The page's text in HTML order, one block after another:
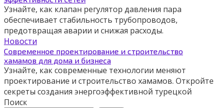
Узнайте, как клапан регулятор давления пара
обеспечивает стабильность трубопроводов,
предотвращая аварии и снижая расходы.
Новости
Современное проектирование и строительство
хамамов для дома и бизнеса
Узнайте, как современные технологии меняют
проектирование и строительство хамамов. Откройте
секреты создания энергоэффективной турецкой
Поиск